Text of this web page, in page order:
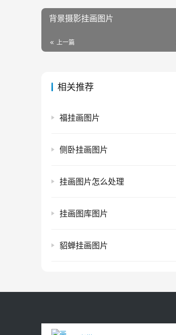
背景摄影挂画图片
上一篇
相关推荐
福挂画图片
侧卧挂画图片
挂画图片怎么处理
挂画图库图片
貂蝉挂画图片